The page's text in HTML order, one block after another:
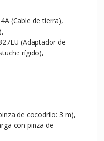
(Cable de tierra),
(Adaptador de
rígido),
de cocodrilo: 3 m),
con pinza de